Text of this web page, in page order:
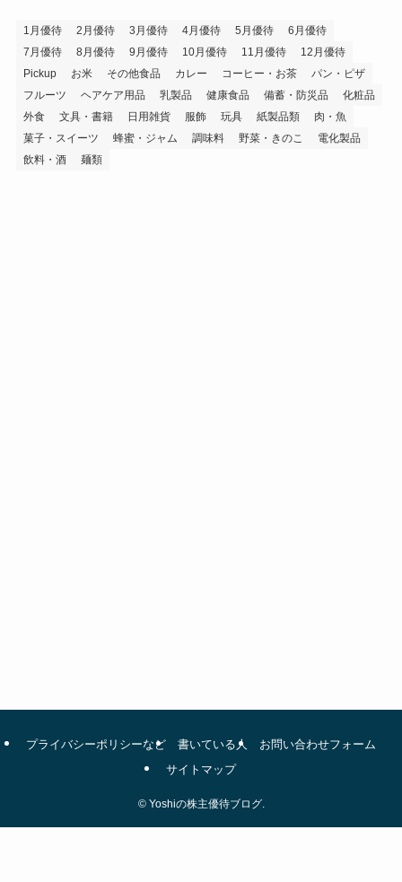
1月優待 2月優待 3月優待 4月優待 5月優待
6月優待
7月優待
8月優待 9月優待 10月優待 11月優待
12月優待
Pickup
お米 その他食品 カレー コーヒー・お茶
パン・ピザ
フルーツ
ヘアケア用品 乳製品 健康食品 備蓄・防災品
化粧品
外食
文具・書籍 日用雑貨 服飾 玩具 紙製品類
肉・魚
菓子・スイーツ
蜂蜜・ジャム 調味料 野菜・きのこ
電化製品
飲料・酒
麺類
プライバシーポリシーなど 書いている人
お問い合わせフォーム
サイトマップ
©Yoshiの株主優待ブログ.